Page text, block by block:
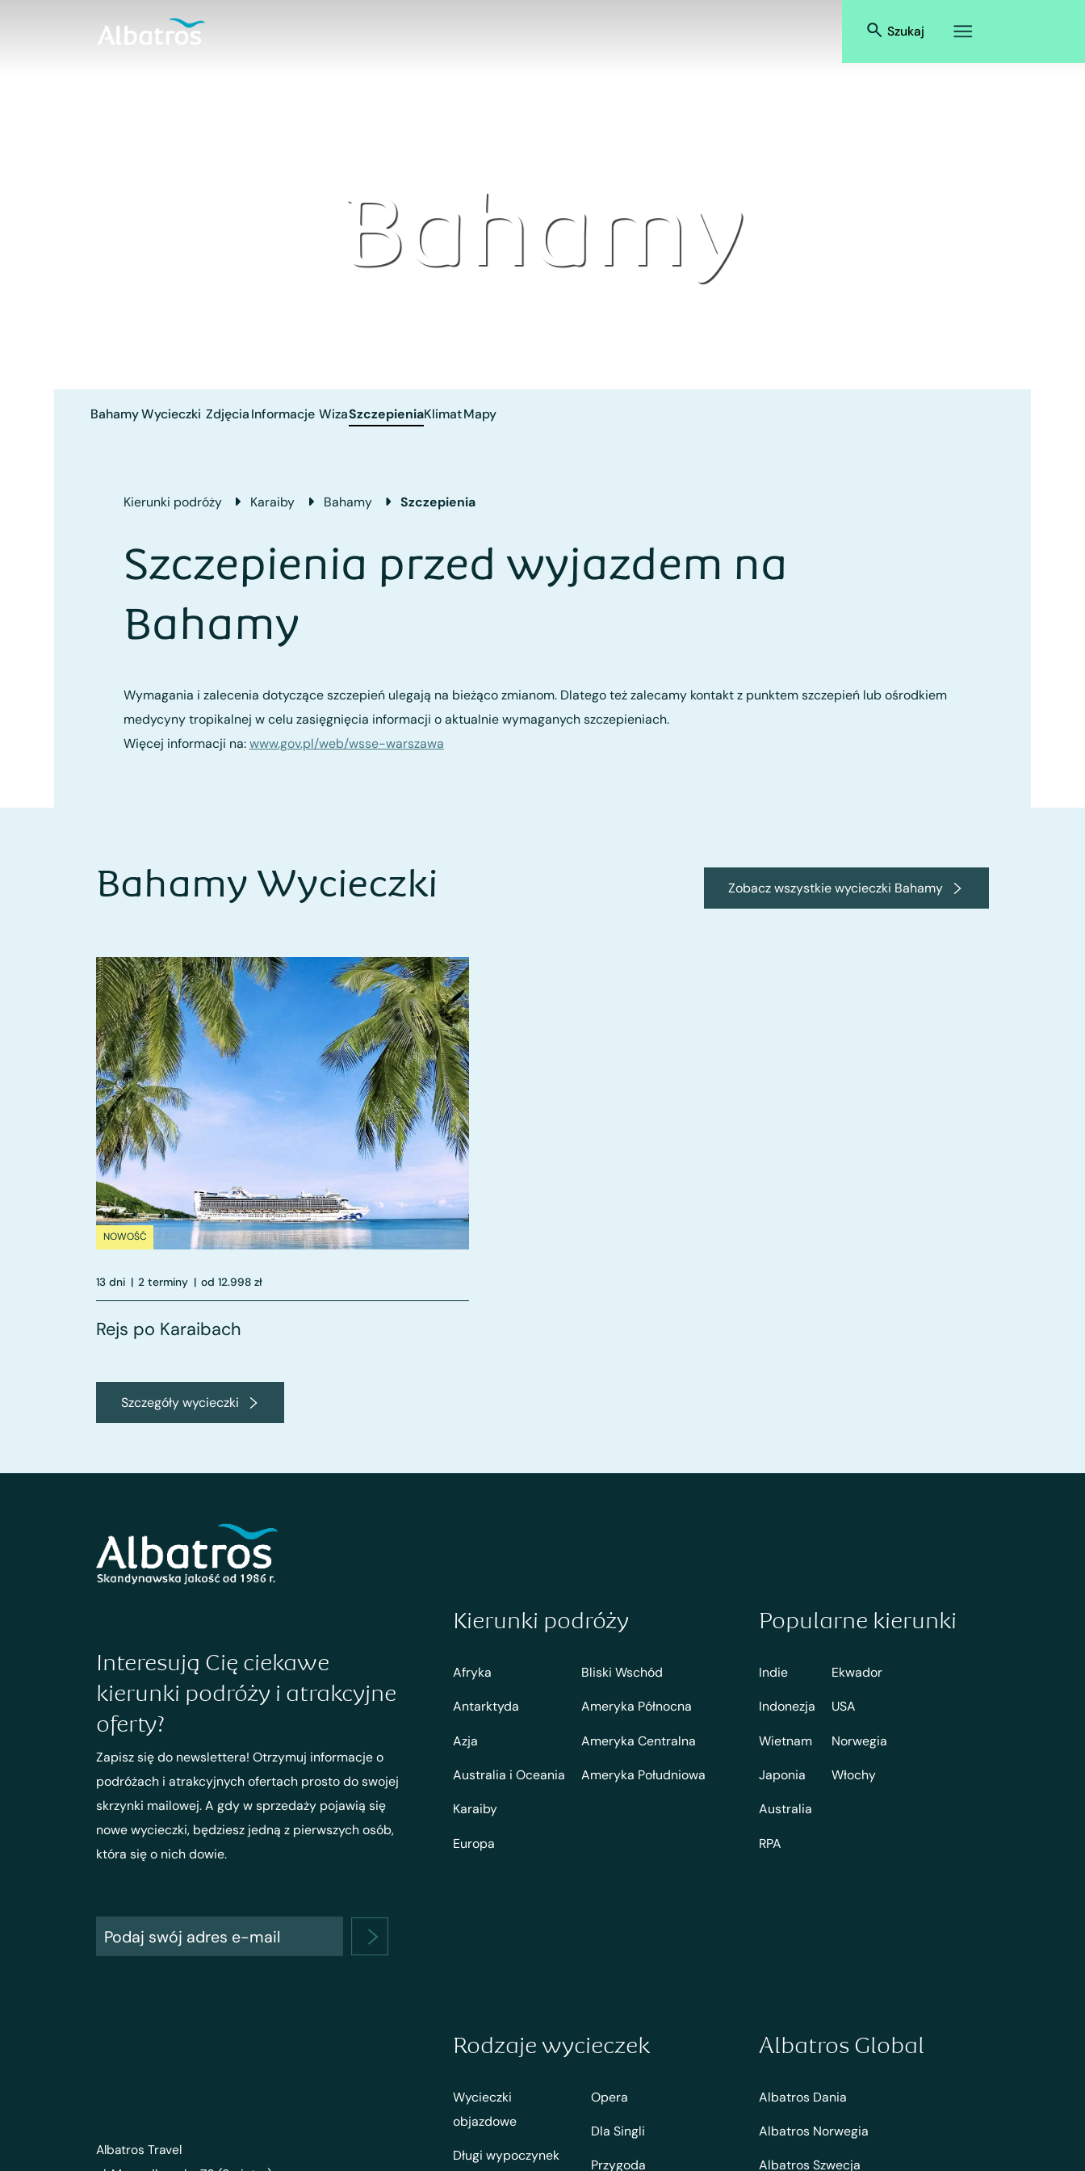
Szukaj
Bahamy
BahamyWycieczki ZdjęciaInformacje WizaSzczepieniaKlimatMapy
Kierunki podróży Karaiby Bahamy Szczepienia
Szczepienia przed wyjazdem na
Bahamy
Wymagania i zalecenia dotyczące szczepień ulegają na bieżąco zmianom. Dlatego też zalecamy kontakt z punktem szczepień lub ośrodkiem
medycyny tropikalnej w celu zasięgnięcia informacji o aktualnie wymaganych szczepieniach.
Więcej informacji na:www.gov.pl/web/wsse-warszawa
Bahamy Wycieczki Zobacz wszystkie wycieczki Bahamy
NOWOŚĆ
13 dni | 2 terminy | od 12.998 zł
Rejs po Karaibach
Szczegóły wycieczki
Interesują Cię ciekawe
kierunki podróży i atrakcyjne
oferty?
Zapisz się do newslettera! Otrzymuj informacje o
podróżach i atrakcyjnych ofertach prosto do swojej
skrzynki mailowej. A gdy w sprzedaży pojawią się
nowe wycieczki, będziesz jedną z pierwszych osób,
która się o nich dowie.
Kierunki podróży
Afryka
Antarktyda
Azja
Australia i Oceania
Karaiby
Europa
Bliski Wschód
Ameryka Północna
Ameryka Centralna
Ameryka Południowa
Popularne kierunki
Indie
Indonezja
Wietnam
Japonia
Australia
RPA
Ekwador
USA
Norwegia
Włochy
Albatros Travel
Rodzaje wycieczek
Wycieczki
objazdowe
Długi wypoczynek
Opera
Dla Singli
Przygoda
Albatros Global
Albatros Dania
Albatros Norwegia
Albatros Szwecja